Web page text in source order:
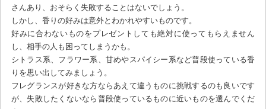
さんあり、おそらく失敗することはないでしょう。
しかし、香りの好みは意外とわかれやすいものです。
好みに合わないものをプレゼントしても絶対に使ってもらえません
し、相手の人も困ってしまうかも。
シトラス系、フラワー系、甘めやスパイシー系など普段使っている香
りを思い出してみましょう。
フレグランスが好きな方ならあえて違うものに挑戦するのも良いです
が、失敗したくないなら普段使っているものに近いものを選んでくだ